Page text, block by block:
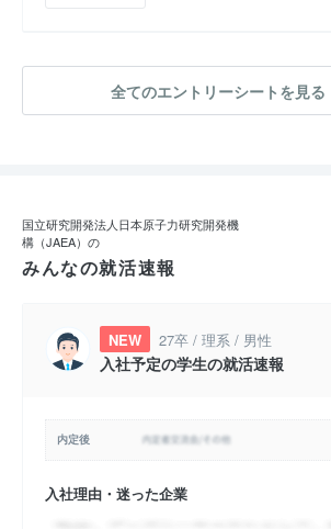
全てのエントリーシートを見る
国立研究開発法人日本原子力研究開発機
構（JAEA）の
みんなの就活速報
NEW 27卒 / 理系 / 男性
入社予定の学生の就活速報
内定後
入社理由・迷った企業